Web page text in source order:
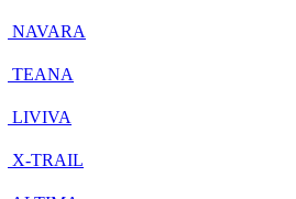
NAVARA
TEANA
LIVIVA
X-TRAIL